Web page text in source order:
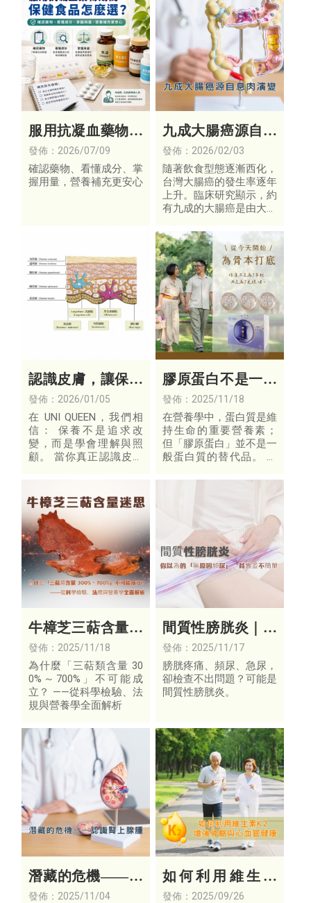
服用抗凝血藥物期
間，保健食品怎麼
選？
發佈：2026/07/09
確認藥物、看懂成分、掌
握用量，營養補充更安心
九成大腸癌源自息
肉演變
發佈：2026/02/03
隨著飲食型態逐漸西化，
台灣大腸癌的發生率逐年
上升。臨床研究顯示，約
有九成的大腸癌是由大腸
認識皮膚，讓保養
回到剛剛好的狀態
發佈：2026/01/05
在 UNI QUEEN，我們相
信： 保養不是追求改
變，而是學會理解與照
顧。 當你真正認識皮膚
定，才是肌膚最需要的。
這裡整理的是肌膚的基礎
知識
膠原蛋白不是一般
蛋白質，是身體的
「結構核心營養」
發佈：2025/11/18
在營養學中，蛋白質是維
持生命的重要營養素；
但「膠原蛋白」並不是一
般蛋白質的替代品。 它
是支撐皮膚、關節與骨骼
牛樟芝三萜含量迷
思
發佈：2025/11/18
為什麼「三萜類含量 30
0%～700%」不可能成
立？ ——從科學檢驗、法
規與營養學全面解析
間質性膀胱炎｜你
以為的「無原因頻
尿」，其實並不簡
單
發佈：2025/11/17
膀胱疼痛、頻尿、急尿，
卻檢查不出問題？可能是
間質性膀胱炎。
潛藏的危機——認
識腎上腺腫瘤與身
發佈：2025/11/04
如何利用維生素
K2 增強骨骼與心
發佈：2025/09/26